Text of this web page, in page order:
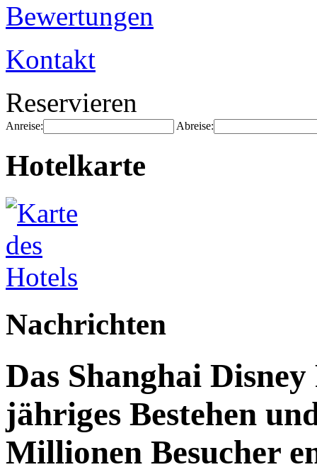
Bewertungen
Kontakt
Reservieren
Anreise: Abreise:
Hotelkarte
Nachrichten
Das Shanghai
jähriges Bestehen
Millionen Besucher